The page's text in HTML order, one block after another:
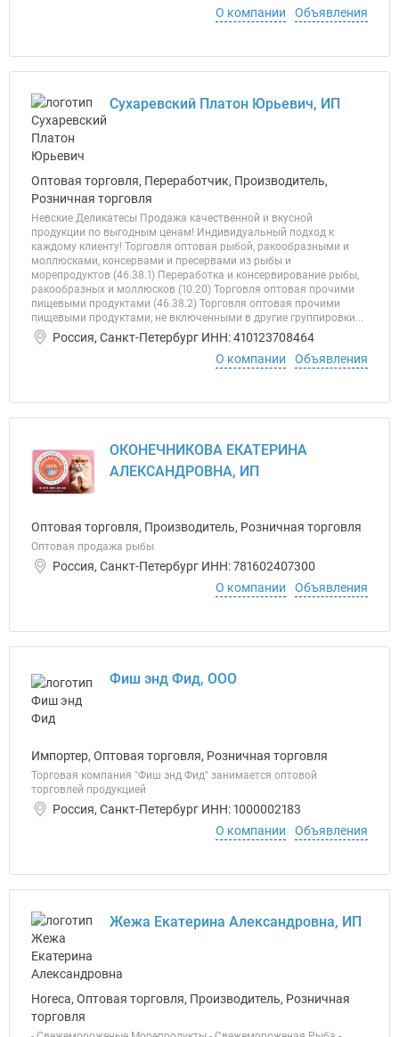
О компании
Объявления
Сухаревский Платон Юрьевич, ИП
Оптовая торговля, Переработчик, Производитель,
Розничная торговля
Невские Деликатесы Продажа качественной и вкусной
продукции по выгодным ценам! Индивидуальный подход к
каждому клиенту! Торговля оптовая рыбой, ракообразными и
моллюсками, консервами и пресервами из рыбы и
морепродуктов (46.38.1) Переработка и консервирование рыбы,
ракообразных и моллюсков (10.20) Торговля оптовая прочими
пищевыми продуктами (46.38.2) Торговля оптовая прочими
пищевыми продуктами, не включенными в другие группировки...
Россия, Санкт-Петербург ИНН: 410123708464
О компании
Объявления
ОКОНЕЧНИКОВА ЕКАТЕРИНА
АЛЕКСАНДРОВНА, ИП
Оптовая торговля, Производитель, Розничная торговля
Оптовая продажа рыбы
Россия, Санкт-Петербург ИНН: 781602407300
О компании
Объявления
Фиш энд Фид, ООО
Импортер, Оптовая торговля, Розничная торговля
Торговая компания "Фиш энд Фид" занимается оптовой
торговлей продукцией
Россия, Санкт-Петербург ИНН: 1000002183
О компании
Объявления
Жежа Екатерина Александровна, ИП
Horeca, Оптовая торговля, Производитель, Розничная
торговля